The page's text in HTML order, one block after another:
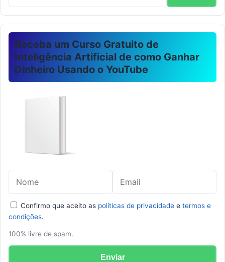
Receba um Curso Gratuito de
Inteligência Artificial de como Ganhar
Dinheiro Usando o YouTube
Confirmo que aceito as políticas de privacidade e termos e
condições.
100% livre de spam.
Enviar